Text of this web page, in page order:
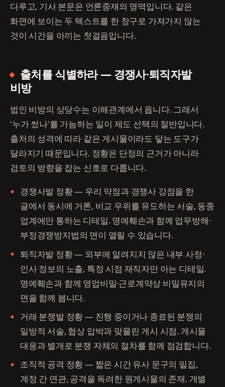
다루고, 기사 본문은 언론중재의 영역입니다. 같은
화면에 보이는 두 텍스트를 한 창구로 가져가지 않는
것이 시간을 아끼는 첫걸음입니다.
출처를 식별하라 — 경쟁사·퇴직자발
비방
법인 비방의 상당수는 이해관계에서 옵니다. 그래서
'누가 썼나'를 가늠하는 일이 제도 선택의 절반입니다.
출처의 성격에 따라 같은 게시물이라도 닿는 도구가
달라지기 때문입니다. 정황은 단정의 근거가 아니라
검토의 방향을 잡는 신호로 다룹니다.
경쟁사발 정황 — 우리 약점과 경쟁사 강점을 한
글에서 동시에 거론, 비교 우위를 유도하는 서술, 동종
업계에만 통하는 디테일. 명예훼손과 함께 업무방해·
부정경쟁방지법의 면이 열릴 수 있습니다.
퇴직자발 정황 — 외부에 알려지지 않은 내부 사정·
인사 정보의 노출, 특정 시점 재직자만 아는 디테일.
명예훼손과 함께 영업비밀·근로계약상 비밀유지의
면을 함께 봅니다.
거래 분쟁발 정황 — 진행 중이거나 종료된 분쟁의
일방적 서술, 협상 압박과 맞물린 게시 시점. 게시물
대응과 별개로 분쟁 자체의 절차를 함께 점검합니다.
조직적 공격 정황 — 짧은 시간 유사 문구의 밀집,
계정 간 연관, 공격을 독려한 원게시물의 존재. 개별